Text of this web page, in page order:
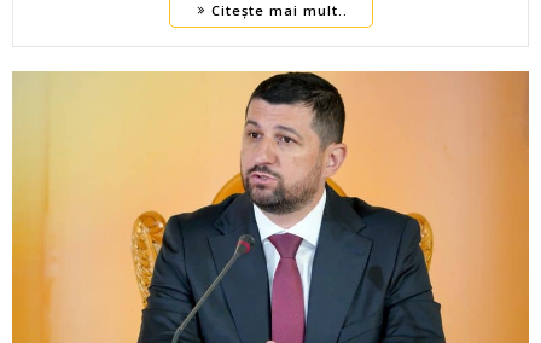
Citește mai mult..